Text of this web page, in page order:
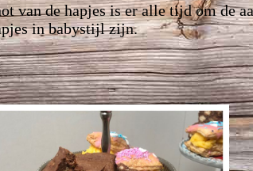
van de hapjes is er alle tijd om de
in babystijl zijn.